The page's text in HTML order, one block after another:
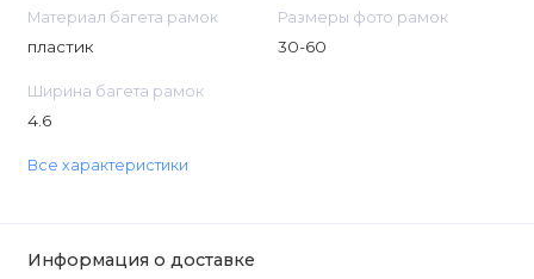
Материал багета рамок
пластик
Размеры фото рамок
30-60
Ширина багета рамок
4.6
Все характеристики
Информация о доставке